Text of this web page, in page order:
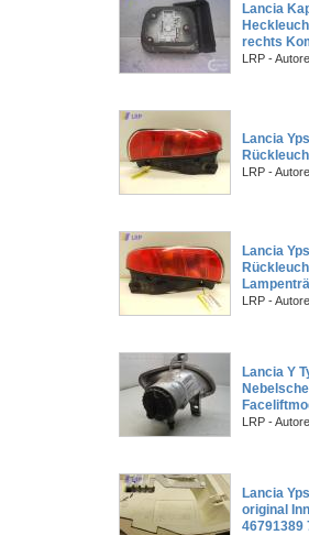
Lancia
rechts
LRP -
Lancia
LRP -
Lancia
LRP -
Lancia Y
LRP -
Lancia
original
46791389